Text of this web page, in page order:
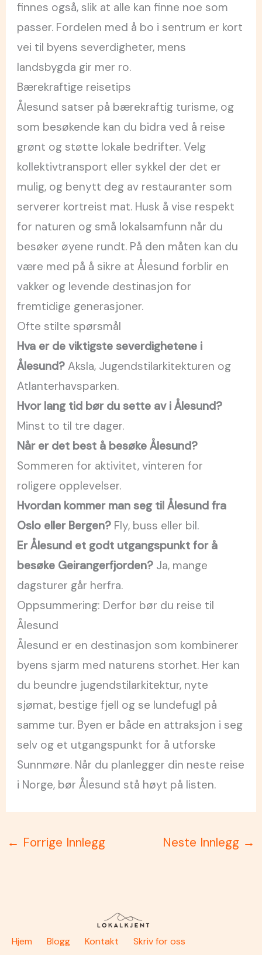
finnes også, slik at alle kan finne noe som
passer. Fordelen med å bo i sentrum er kort
vei til byens severdigheter, mens
landsbygda gir mer ro.
Bærekraftige reisetips
Ålesund satser på bærekraftig turisme, og
som besøkende kan du bidra ved å reise
grønt og støtte lokale bedrifter. Velg
kollektivtransport eller sykkel der det er
mulig, og benytt deg av restauranter som
serverer kortreist mat. Husk å vise respekt
for naturen og små lokalsamfunn når du
besøker øyene rundt. På den måten kan du
være med på å sikre at Ålesund forblir en
vakker og levende destinasjon for
fremtidige generasjoner.
Ofte stilte spørsmål
Hva er de viktigste severdighetene i
Ålesund? Aksla, Jugendstilarkitekturen og
Atlanterhavsparken.
Hvor lang tid bør du sette av i Ålesund?
Minst to til tre dager.
Når er det best å besøke Ålesund?
Sommeren for aktivitet, vinteren for
roligere opplevelser.
Hvordan kommer man seg til Ålesund fra
Oslo eller Bergen? Fly, buss eller bil.
Er Ålesund et godt utgangspunkt for å
besøke Geirangerfjorden? Ja, mange
dagsturer går herfra.
Oppsummering: Derfor bør du reise til
Ålesund
Ålesund er en destinasjon som kombinerer
byens sjarm med naturens storhet. Her kan
du beundre jugendstilarkitektur, nyte
sjømat, bestige fjell og se lundefugl på
samme tur. Byen er både en attraksjon i seg
selv og et utgangspunkt for å utforske
Sunnmøre. Når du planlegger din neste reise
i Norge, bør Ålesund stå høyt på listen.
← Forrige Innlegg Neste Innlegg →
Hjem Blogg Kontakt Skriv for oss